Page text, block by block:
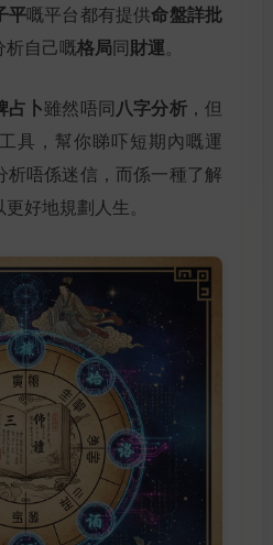
平嘅平台都有提供命盤詳批
析自己嘅格局同財運。
占卜雖然唔同八字分析，但
具，幫你睇吓短期內嘅運
析唔係迷信，而係一種了解
好地規劃人生。